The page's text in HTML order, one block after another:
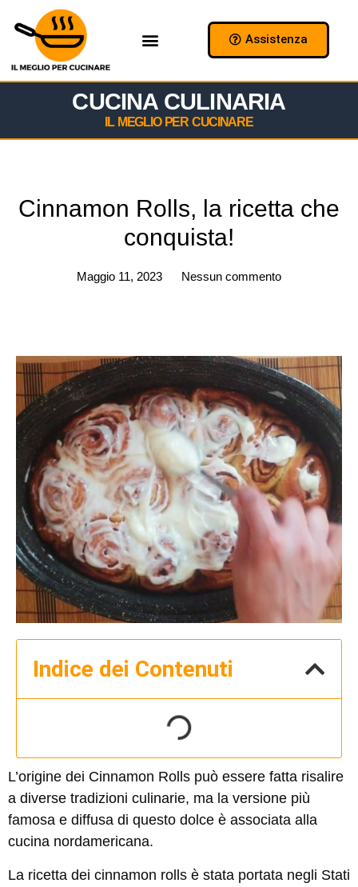
Assistenza
CUCINA CULINARIA
IL MEGLIO PER CUCINARE
Cinnamon Rolls, la ricetta che
conquista!
Maggio 11, 2023 Nessun commento
Indice dei Contenuti
L’origine dei Cinnamon Rolls può essere fatta risalire
a diverse tradizioni culinarie, ma la versione più
famosa e diffusa di questo dolce è associata alla
cucina nordamericana.
La ricetta dei cinnamon rolls è stata portata negli Stati